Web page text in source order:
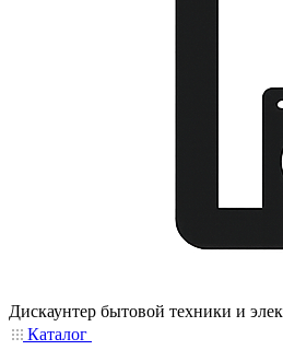
Дискаунтер бытовой техники и
Каталог